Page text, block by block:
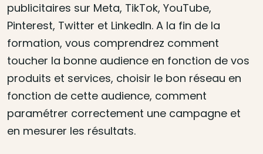
publicitaires sur Meta, TikTok, YouTube,
Pinterest, Twitter et LinkedIn. A la fin de la
formation, vous comprendrez comment
toucher la bonne audience en fonction de vos
produits et services, choisir le bon réseau en
fonction de cette audience, comment
paramétrer correctement une campagne et
en mesurer les résultats.